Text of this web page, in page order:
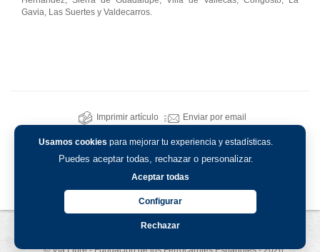
Usamos cookies para mejorar tu experiencia y estadísticas.
Puedes aceptar todas, rechazar o personalizar.
Aceptar todas
Configurar
Rechazar
Gavia, Las Suertes y Valdecarros.
Imprimir artículo Enviar por email
Política de privacidad